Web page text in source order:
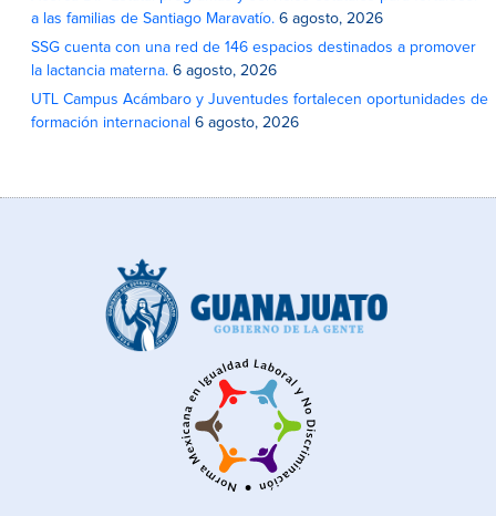
a las familias de Santiago Maravatío. 6 agosto, 2026
SSG cuenta con una red de 146 espacios destinados a promover
la lactancia materna. 6 agosto, 2026
UTL Campus Acámbaro y Juventudes fortalecen oportunidades de
formación internacional 6 agosto, 2026